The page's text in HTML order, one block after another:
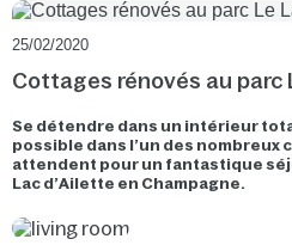
25/02/2020
Cottages rénovés au parc
Se détendre dans un intérieur
possible dans l’un des nombreux
attendent pour un fantastique
Lac d’Ailette en Champagne.